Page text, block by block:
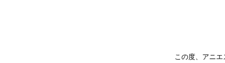
この度、アニ